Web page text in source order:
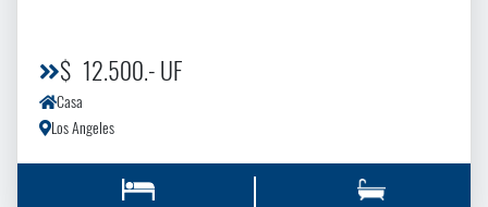
$ 12.500.- UF
Casa
Los Angeles